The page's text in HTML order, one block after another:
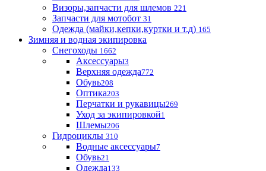
Визоры,запчасти для шлемов 221
Запчасти для мотобот 31
Одежда (майки,кепки,куртки и т.д) 165
Зимняя и водная экипировка
Снегоходы 1662
Аксессуары3
Верхняя одежда772
Обувь208
Оптика203
Перчатки и рукавицы269
Уход за экипировкой1
Шлемы206
Гидроциклы 310
Водные аксессуары7
Обувь21
Одежда133